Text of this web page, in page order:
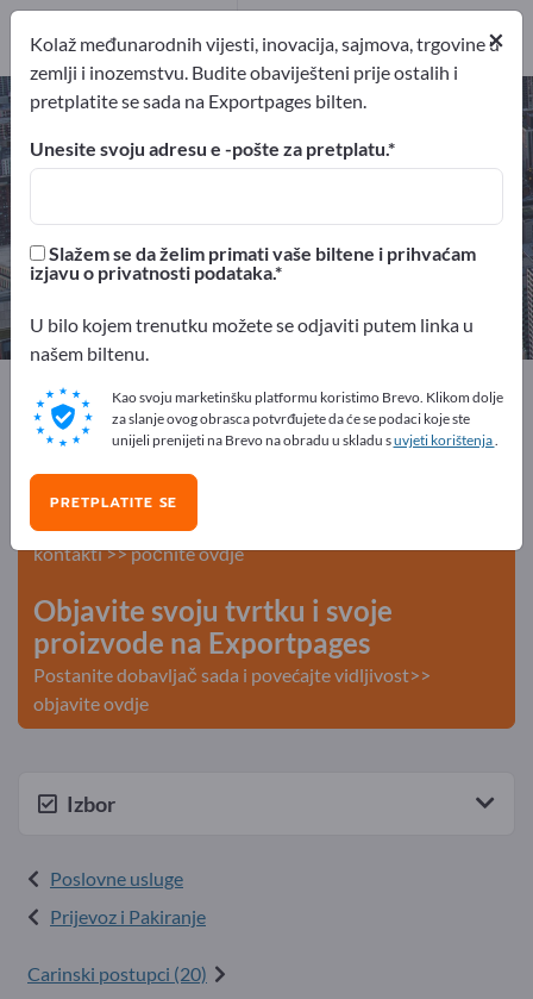
Usluge transporta – pronađite
proizvođače i dobavljače
Proizvođač Distributeri
Exportpages Poslovne usluge Usluge transporta
Exportpages!
Potražnja – Ponude – Polovni proizvodi – Poslovni
kontakti >> počnite ovdje
Objavite svoju tvrtku i svoje
proizvode na Exportpages
Postanite dobavljač sada i povećajte vidljivost>>
objavite ovdje
Izbor
Poslovne usluge
Prijevoz i Pakiranje
Carinski postupci (20)
×
Kolaž međunarodnih vijesti, inovacija, sajmova, trgovine u
zemlji i inozemstvu. Budite obaviješteni prije ostalih i
pretplatite se sada na Exportpages bilten.
Unesite svoju adresu e -pošte za pretplatu.
Slažem se da želim primati vaše biltene i prihvaćam
izjavu o privatnosti podataka.
U bilo kojem trenutku možete se odjaviti putem linka u
našem biltenu.
Kao svoju marketinšku platformu koristimo Brevo. Klikom dolje
za slanje ovog obrasca potvrđujete da će se podaci koje ste
unijeli prenijeti na Brevo na obradu u skladu suvjeti korištenja.
PRETPLATITE SE